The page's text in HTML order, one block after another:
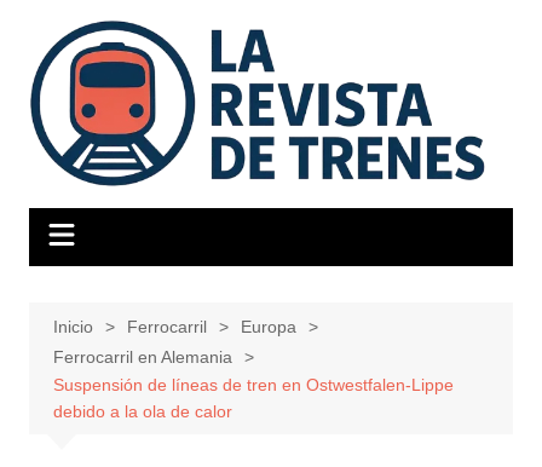
contenido
Inicio Ferrocarril
Europa
Ferrocarril en Alemania
Suspensión de líneas de tren en Ostwestfalen-Lippe
debido a la ola de calor